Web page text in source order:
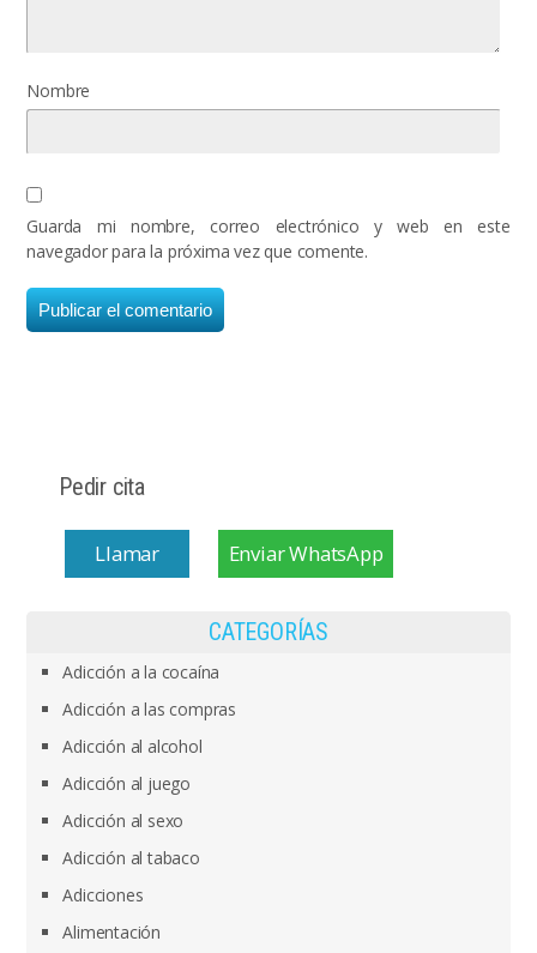
Nombre
Guarda mi nombre, correo electrónico y web en este
navegador para la próxima vez que comente.
Pedir cita
Llamar Enviar WhatsApp
CATEGORÍAS
Adicción a la cocaína
Adicción a las compras
Adicción al alcohol
Adicción al juego
Adicción al sexo
Adicción al tabaco
Adicciones
Alimentación